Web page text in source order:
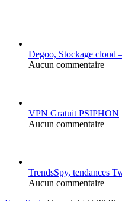
Degoo, Stockage cloud
Aucun commentaire
VPN Gratuit PSIPHON
Aucun commentaire
TrendsSpy, tendances
Aucun commentaire